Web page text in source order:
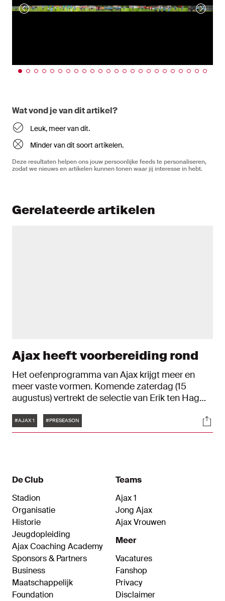
Wat vond je van dit artikel?
Leuk, meer van dit.
Minder van dit soort artikelen.
Deze resultaten helpen ons jouw persoonlijke feeds te personaliseren,
zodat we nieuws en artikelen kunnen tonen waar jij interesse in hebt.
Gerelateerde artikelen
Ajax heeft voorbereiding rond
Het oefenprogramma van Ajax krijgt meer en
meer vaste vormen. Komende zaterdag (15
augustus) vertrekt de selectie van Erik ten Hag
terugkeer volgen er nog 4 wedstrijden in
Amsterdam.
Tags
#AJAX 1 #PRESEASON
De Club
Stadion
Organisatie
Historie
Jeugdopleiding
Ajax Coaching Academy
Sponsors & Partners
Business
Maatschappelijk
Foundation
Teams
Ajax 1
Jong Ajax
Ajax Vrouwen
Meer
Vacatures
Fanshop
Privacy
Disclaimer